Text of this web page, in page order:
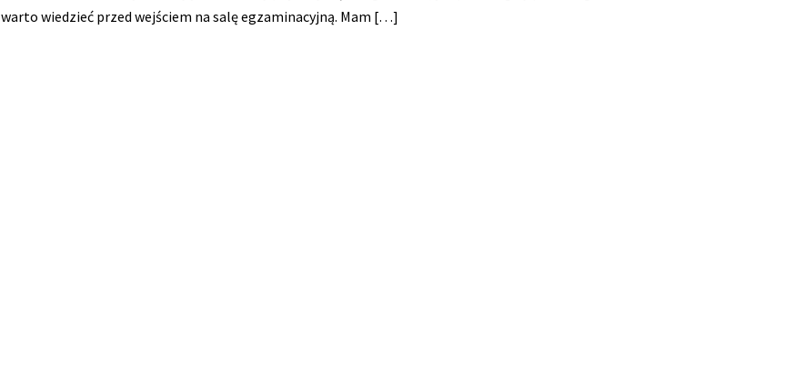
warto wiedzieć przed wejściem na salę egzaminacyjną. Mam […]